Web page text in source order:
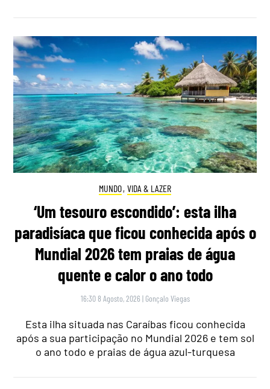
MUNDO, VIDA & LAZER
‘Um tesouro escondido’: esta ilha
paradisíaca que ficou conhecida após o
Mundial 2026 tem praias de água
quente e calor o ano todo
16:30 8 Agosto, 2026 | Gonçalo Viegas
Esta ilha situada nas Caraíbas ficou conhecida
após a sua participação no Mundial 2026 e tem sol
o ano todo e praias de água azul-turquesa